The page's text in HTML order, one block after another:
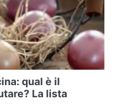
qual è il
La lista